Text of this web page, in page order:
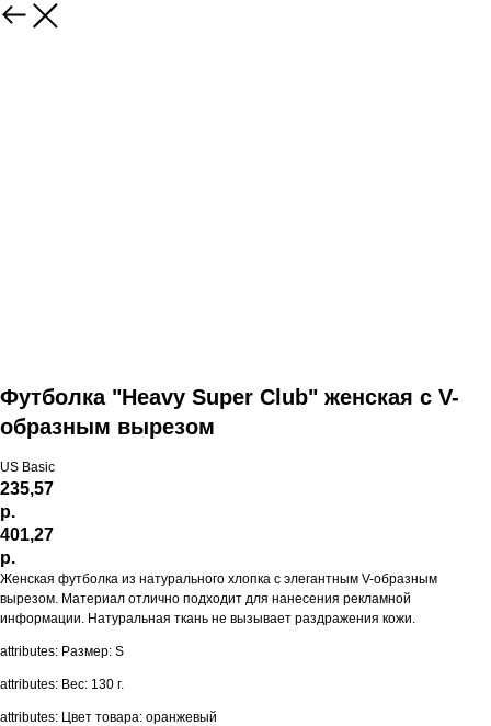
Футболка "Heavy Super Club" женская с V-
образным вырезом
US Basic
235,57
р.
401,27
р.
Женская футболка из натурального хлопка с элегантным V-образным
вырезом. Материал отлично подходит для нанесения рекламной
информации. Натуральная ткань не вызывает раздражения кожи.
attributes: Размер: S
attributes: Вес: 130 г.
attributes: Цвет товара: оранжевый